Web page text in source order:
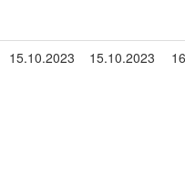
15.10.2023 15.10.2023 16